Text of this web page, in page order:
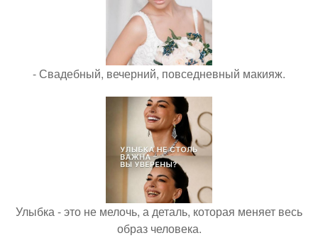
- Свадебный, вечерний, повседневный макияж.
Улыбка - это не мелочь, а деталь, которая меняет весь
образ человека.